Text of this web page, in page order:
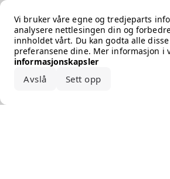
Vi bruker våre egne og tredjeparts
analysere nettlesingen din og
innholdet vårt. Du kan godta alle
preferansene dine. Mer informasjon i
informasjonskapsler
Avslå Sett opp
Error loading